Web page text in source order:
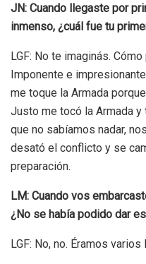
JN: Cuando llegaste por
inmenso, ¿cuál fue tu
LGF: No te imaginás.
Imponente e
me toque la Armada
Justo me tocó la Armada
que no sabíamos nadar,
desató el conflicto y se
preparación.
LM: Cuando vos
¿No se había podido dar
LGF: No, no. Éramos